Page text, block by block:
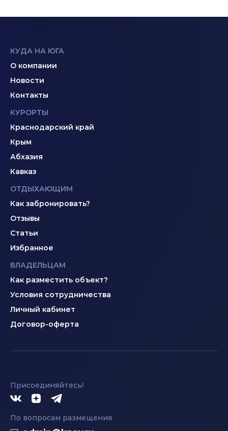
КУДА НА ЮГА
О компании
Новости
Контакты
КУРОРТЫ
Краснодарский край
Крым
Абхазия
Кавказ
ОТДЫХАЮЩИМ
Как забронировать?
Отзывы
Статьи
Избранное
ВЛАДЕЛЬЦАМ
Как разместить объект?
Условия сотрудничества
Личный кабинет
Договор-оферта
Присоединяйтесь!
По вопросам размещения